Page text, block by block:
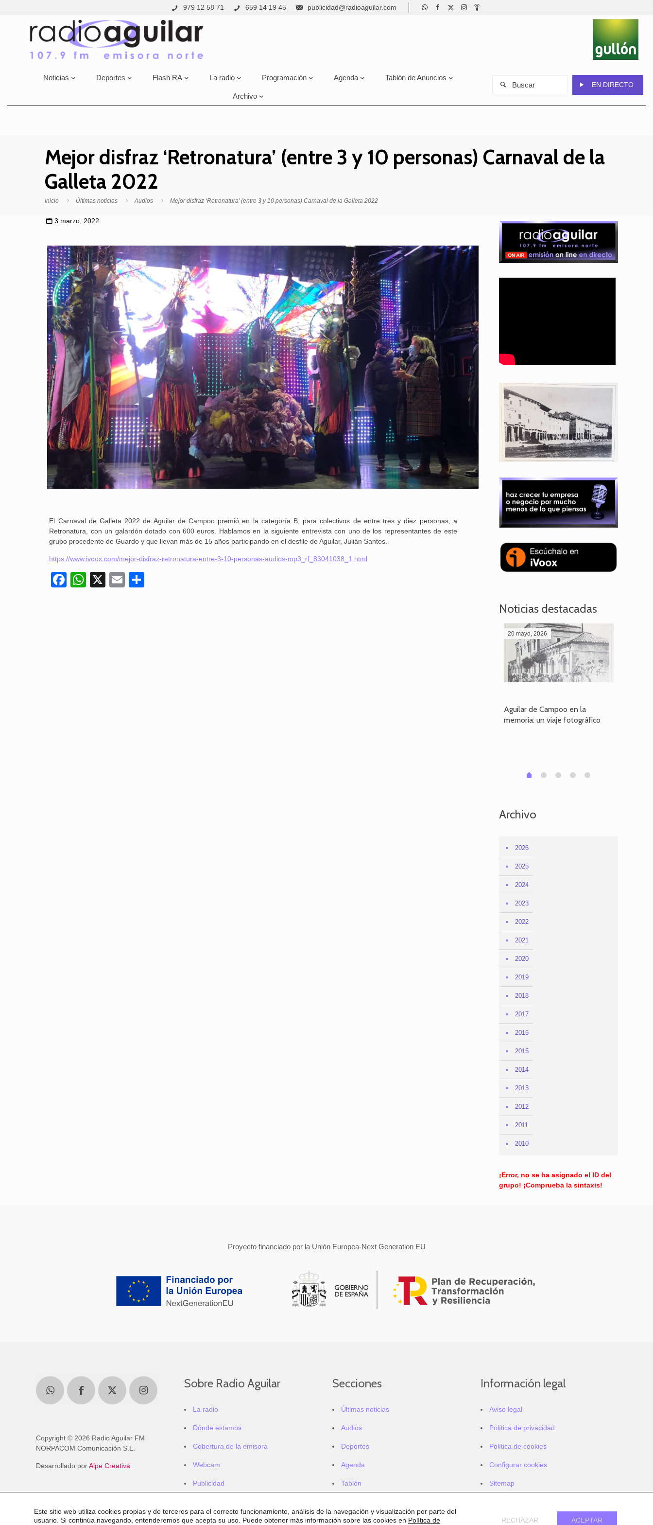
979 12 58 71 659 14 19 45 publicidad@radioaguilar.com
Noticias Deportes Flash RA La radio Programación Agenda Tablón de Anuncios
Archivo
EN DIRECTO
Mejor disfraz ‘Retronatura’ (entre 3 y 10 personas) Carnaval de la
Galleta 2022
Inicio Últimas noticias Audios Mejor disfraz ‘Retronatura’ (entre 3 y 10 personas) Carnaval de la Galleta 2022
3 marzo, 2022
El Carnaval de Galleta 2022 de Aguilar de Campoo premió en la categoría B, para colectivos de entre tres y diez personas, a
Retronatura, con un galardón dotado con 600 euros. Hablamos en la siguiente entrevista con uno de los representantes de este
grupo procedente de Guardo y que llevan más de 15 años participando en el desfile de Aguilar, Julián Santos.
https://www.ivoox.com/mejor-disfraz-retronatura-entre-3-10-personas-audios-mp3_rf_83041038_1.html
Facebook
WhatsApp
X Email
Noticias destacadas
20 mayo, 2026
Aguilar de Campoo en la
memoria: un viaje fotográfico
0 1 2 3 4
Archivo
2026
2025
2024
2023
2022
2021
2020
2019
2018
2017
2016
2015
2014
2013
2012
2011
2010
¡Error, no se ha asignado el ID del
grupo! ¡Comprueba la sintaxis!
Proyecto financiado por la Unión Europea-Next Generation EU
Copyright © 2026 Radio Aguilar FM
NORPACOM Comunicación S.L.
Desarrollado porAlpe Creativa
Sobre Radio Aguilar
La radio
Dónde estamos
Cobertura de la emisora
Webcam
Publicidad
Secciones
Últimas noticias
Audios
Deportes
Agenda
Tablón
Información legal
Aviso legal
Política de privacidad
Política de cookies
Configurar cookies
Sitemap
Este sitio web utiliza cookies propias y de terceros para el correcto funcionamiento, análisis de la navegación y visualización por parte del
usuario. Si continúa navegando, entenderemos que acepta su uso. Puede obtener más información sobre las cookies en Política de ACEPTAR
RECHAZAR